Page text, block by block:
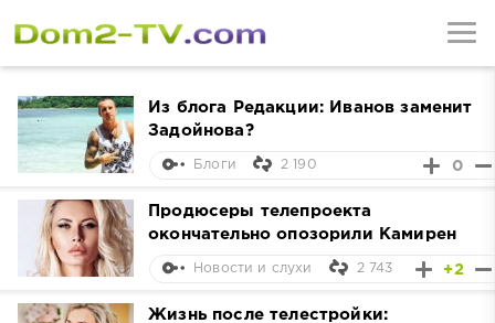
Из блога Редакции: Иванов заменит
Задойнова?
0
Блоги 2 190
Продюсеры телепроекта
окончательно опозорили Камирен
+2
Новости и слухи 2 743
Жизнь после телестройки: